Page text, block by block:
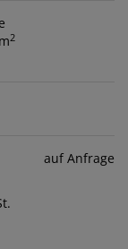
2
auf Anfrage